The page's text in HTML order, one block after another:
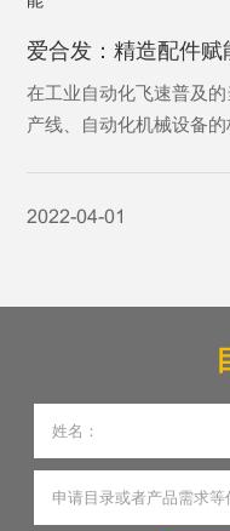
在工业自动化飞速普及
产线、自动化机械设备
成自动化输送、加工、
2022-04-01